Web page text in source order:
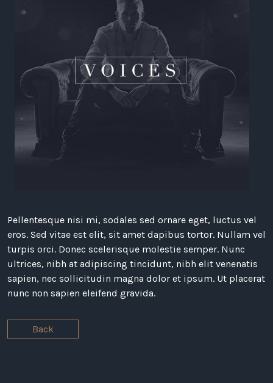
Pellentesque nisi mi, sodales sed ornare eget, luctus vel
eros. Sed vitae est elit, sit amet dapibus tortor. Nullam vel
turpis orci. Donec scelerisque molestie semper. Nunc
ultrices, nibh at adipiscing tincidunt, nibh elit venenatis
sapien, nec sollicitudin magna dolor et ipsum. Ut placerat
nunc non sapien eleifend gravida.
Back